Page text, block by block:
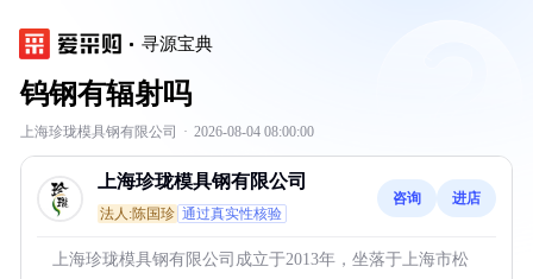
寻源宝典
钨钢有辐射吗
上海珍珑模具钢有限公司 · 2026-08-04 08:00:00
上海珍珑模具钢有限公司
法人:陈国珍 通过真实性核验
咨询 进店
上海珍珑模具钢有限公司成立于2013年，坐落于上海市松